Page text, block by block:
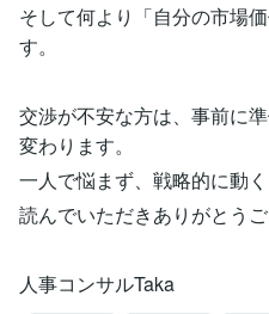
そして何より「自分の市場
す。
交渉が不安な方は、事前に
変わります。
一人で悩まず、戦略的に動く
読んでいただきありがとうご
人事コンサルTaka